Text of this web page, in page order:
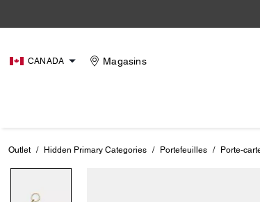
CANADA Magasins
Outlet / Hidden Primary Categories / Portefeuilles / Porte-